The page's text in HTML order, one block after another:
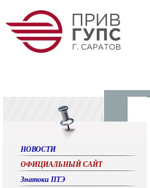
НОВОСТИ
ОФИЦИАЛЬНЫЙ САЙТ
Знатоки ПТЭ